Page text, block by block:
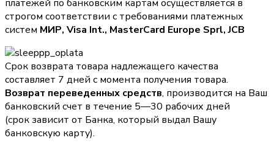
платежей по банковским картам осуществляется в
строгом соответствии с требованиями платежных
систем МИР, Visa Int., MasterCard Europe Sprl, JCB
Срок возврата товара надлежащего качества
составляет 7 дней с момента получения товара.
Возврат переведенных средств, производится на Ваш
банковский счет в течение 5—30 рабочих дней
(срок зависит от Банка, который выдал Вашу
банковскую карту).